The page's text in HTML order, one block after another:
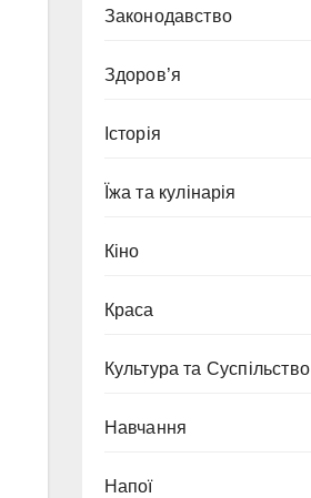
Законодавство
Здоров’я
Історія
Їжа та кулінарія
Кіно
Краса
Культура та Суспільство
Навчання
Напої